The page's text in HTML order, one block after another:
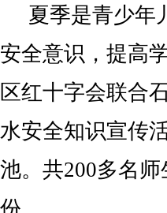
夏季是青少年
安全意识，提高
区红十字会联合
水安全知识宣传
池。共200多名
份。